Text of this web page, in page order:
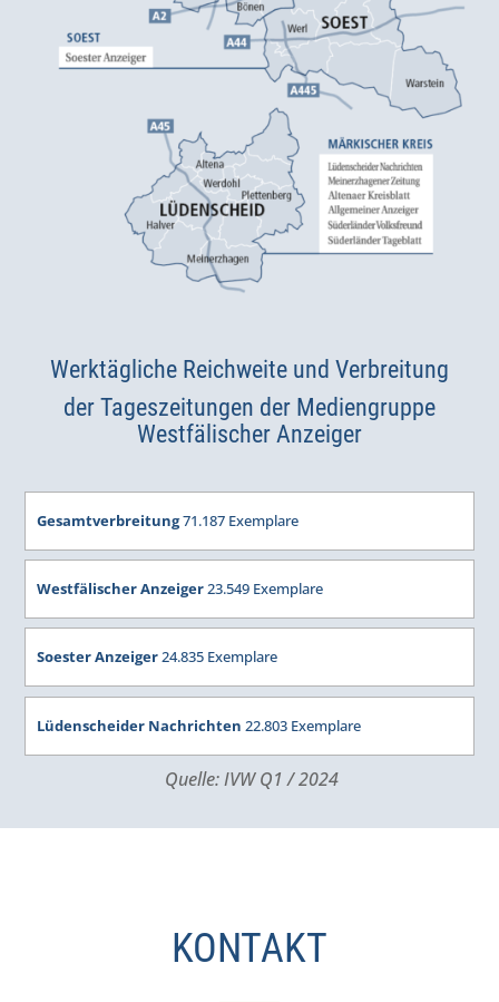
Werktägliche Reichweite und Verbreitung
der Tageszeitungen der Mediengruppe
Westfälischer Anzeiger
Gesamtverbreitung71.187 Exemplare
Westfälischer Anzeiger23.549 Exemplare
Soester Anzeiger24.835 Exemplare
Lüdenscheider Nachrichten22.803 Exemplare
Quelle: IVW Q1 / 2024
KONTAKT